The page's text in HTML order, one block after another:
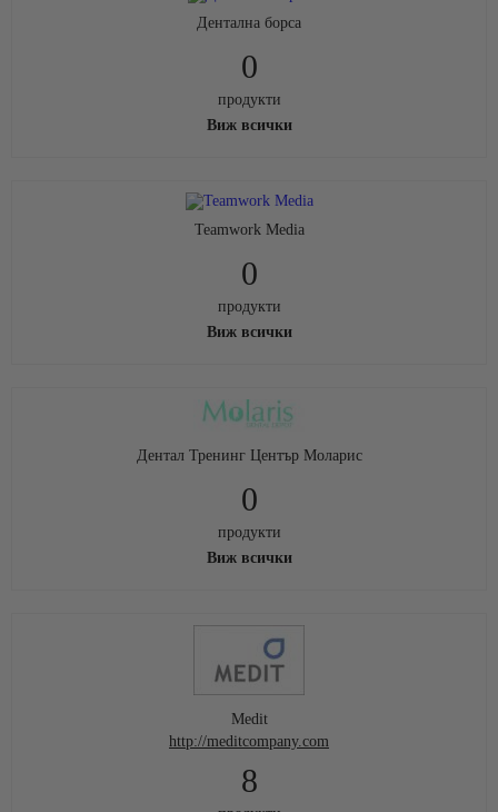
Дентална борса
0
продукти
Виж всички
Teamwork Media
0
продукти
Виж всички
Дентал Тренинг Център Моларис
0
продукти
Виж всички
Medit
http://meditcompany.com
8